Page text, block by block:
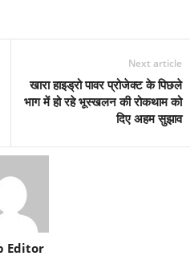
Next article
खारा हाइड्रो पावर प्रोजेक्ट के पिछले
भाग में हो रहे भूस्खलन की रोकथाम को
दिए अहम सुझाव
Editor